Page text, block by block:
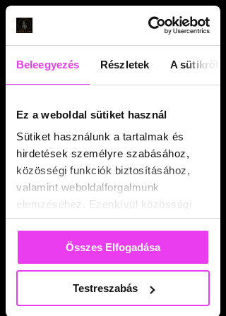
Beleegyezés Részletek A sütikről
Ez a weboldal sütiket használ
Sütiket használunk a tartalmak és
hirdetések személyre szabásához,
közösségi funkciók biztosításához,
valamint weboldalforgalmunk
elemzéséhez. Ezenkívül közösségi
média-, hirdető- és elemező
weboldalhasználatra vonatkozó
adatait, akik kombinálhatják az
adatokat más olyan adatokkal,
amelyeket Ön adott meg számukra
Összes Elfogadása
Testreszabás
Katalógushoz adás